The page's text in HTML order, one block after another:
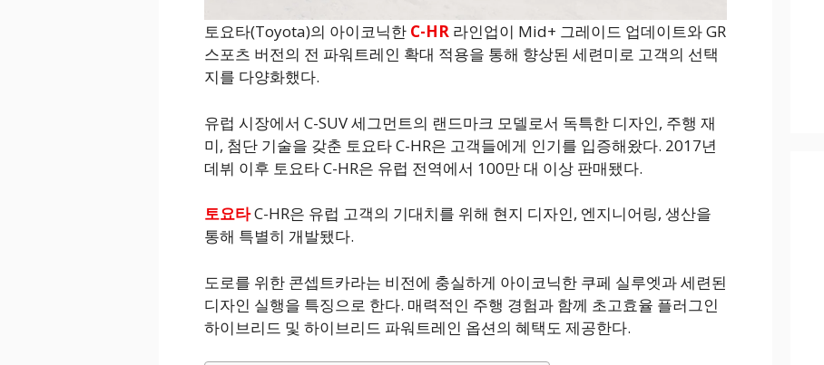
토요타(Toyota)의 아이코닉한C-HR라인업이 Mid+ 그레이드 업데이트와 GR
스포츠 버전의 전 파워트레인 확대 적용을 통해 향상된 세련미로 고객의 선택
지를 다양화했다.
유럽 시장에서 C-SUV 세그먼트의 랜드마크 모델로서 독특한 디자인, 주행 재
미, 첨단 기술을 갖춘 토요타 C-HR은 고객들에게 인기를 입증해왔다. 2017년
데뷔 이후 토요타 C-HR은 유럽 전역에서 100만 대 이상 판매됐다.
토요타C-HR은 유럽 고객의 기대치를 위해 현지 디자인, 엔지니어링, 생산을
통해 특별히 개발됐다.
도로를 위한 콘셉트카라는 비전에 충실하게 아이코닉한 쿠페 실루엣과 세련된
디자인 실행을 특징으로 한다. 매력적인 주행 경험과 함께 초고효율 플러그인
하이브리드 및 하이브리드 파워트레인 옵션의 혜택도 제공한다.